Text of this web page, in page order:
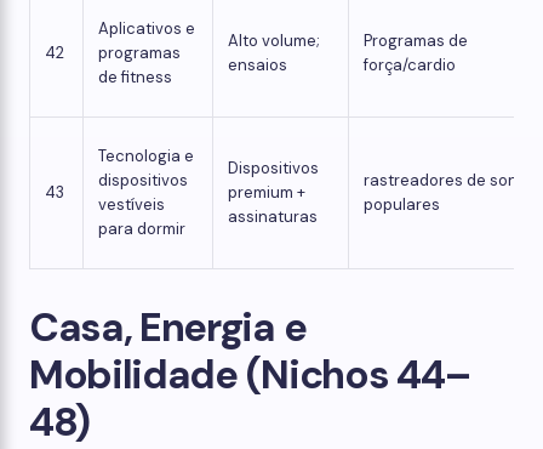
42
Aplicativos e
programas
de fitness
Alto volume;
ensaios
Programas de
força/cardio
43
Tecnologia e
dispositivos
vestíveis
para dormir
Dispositivos
premium +
assinaturas
rastreadores de sono
populares
Casa, Energia e
Mobilidade (Nichos 44–
48)